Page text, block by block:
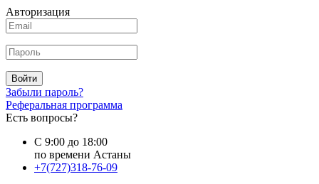
Авторизация
Войти
Забыли пароль?
Реферальная программа
Есть вопросы?
С 9:00 до 18:00
по времени Астаны
+7(727)318-76-09